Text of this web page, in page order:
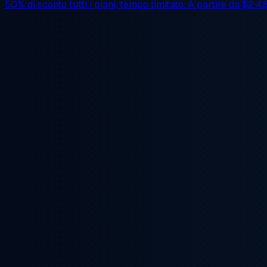
50% di sconto tutti i piani, tempo limitato. A partire da